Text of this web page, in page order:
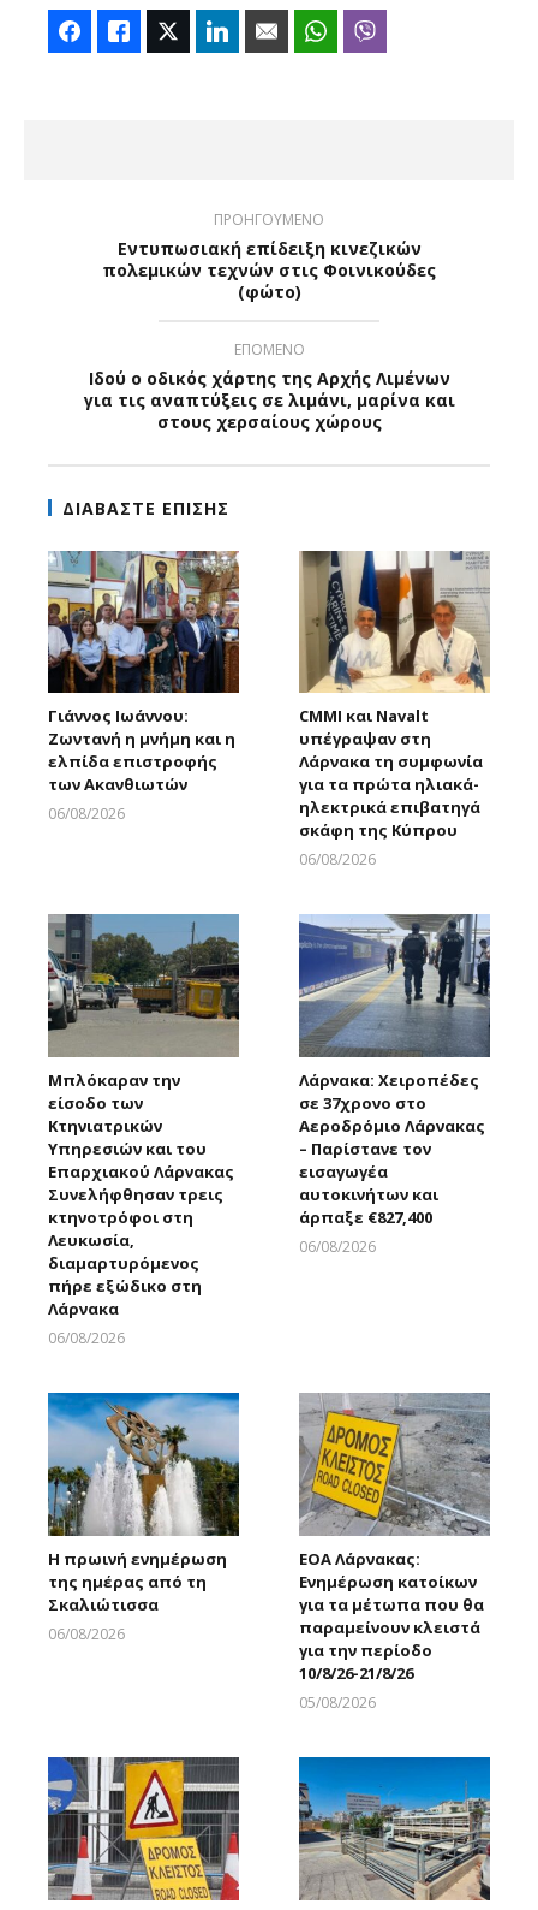
FacebookLike Twitter LinkedIn Email WhatsApp
ΠΡΟΗΓΟΥΜΕΝΟ
Εντυπωσιακή επίδειξη κινεζικών
πολεμικών τεχνών στις Φοινικούδες
(φώτο)
ΕΠΟΜΕΝΟ
Ιδού ο οδικός χάρτης της Αρχής Λιμένων
για τις αναπτύξεις σε λιμάνι, μαρίνα και
στους χερσαίους χώρους
ΔΙΑΒΑΣΤΕ ΕΠΙΣΗΣ
Γιάννος Ιωάννου:
Ζωντανή η μνήμη και η
ελπίδα επιστροφής
των Ακανθιωτών
06/08/2026
CMMI και Navalt
υπέγραψαν στη
Λάρνακα τη συμφωνία
για τα πρώτα ηλιακά-
ηλεκτρικά επιβατηγά
σκάφη της Κύπρου
06/08/2026
Μπλόκαραν την
είσοδο των
Κτηνιατρικών
Υπηρεσιών και του
Επαρχιακού Λάρνακας
Συνελήφθησαν τρεις
κτηνοτρόφοι στη
Λευκωσία,
διαμαρτυρόμενος
πήρε εξώδικο στη
Λάρνακα
06/08/2026
Λάρνακα: Χειροπέδες
σε 37χρονο στο
Αεροδρόμιο Λάρνακας
– Παρίστανε τον
εισαγωγέα
αυτοκινήτων και
άρπαξε €827,400
06/08/2026
Η πρωινή ενημέρωση
της ημέρας από τη
Σκαλιώτισσα
06/08/2026
ΕΟΑ Λάρνακας:
Ενημέρωση κατοίκων
για τα μέτωπα που θα
παραμείνουν κλειστά
για την περίοδο
10/8/26-21/8/26
05/08/2026